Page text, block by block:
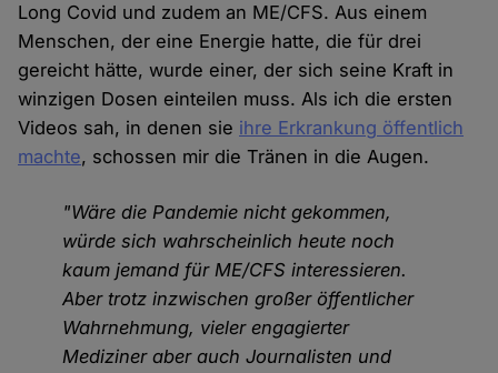
Long Covid und zudem an ME/CFS. Aus einem
Menschen, der eine Energie hatte, die für drei
gereicht hätte, wurde einer, der sich seine Kraft in
winzigen Dosen einteilen muss. Als ich die ersten
Videos sah, in denen sie ihre Erkrankung öffentlich
machte, schossen mir die Tränen in die Augen.
"Wäre die Pandemie nicht gekommen,
würde sich wahrscheinlich heute noch
kaum jemand für ME/CFS interessieren.
Aber trotz inzwischen großer öffentlicher
Wahrnehmung, vieler engagierter
Mediziner aber auch Journalisten und